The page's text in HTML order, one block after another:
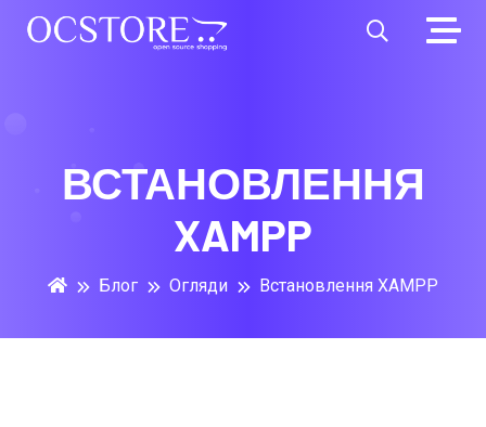
ВСТАНОВЛЕННЯ
XAMPP
Блог Огляди Встановлення XAMPP